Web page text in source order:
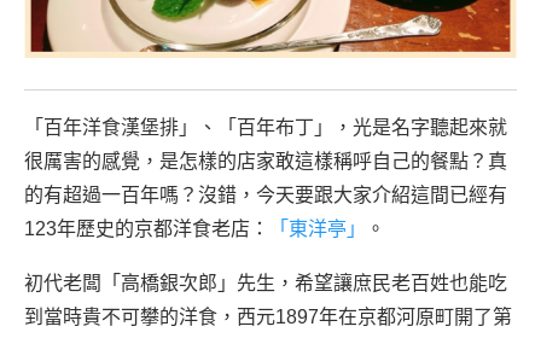
「百年洋食漢堡排」、「百年布丁」，光是名字聽起來就
很厲害的感覺，是怎樣的店家敢這樣稱呼自己的餐點？真
的有超過一百年嗎？沒錯，今天要跟大家介紹這間已經有
123年歷史的京都洋食老店：
「東洋亭」 。
初代老闆「高橋銀次郎」先生，希望讓庶民老百姓也能吃
到當時貴不可攀的洋食，西元1897年在京都河原町開了第